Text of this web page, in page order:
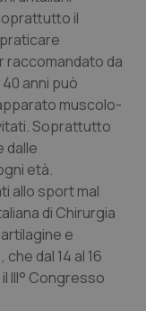
il
raccomandato da
anni può
muscolo-
Soprattutto
dalle
età.
allo sport mal
di Chirurgia
e
dal 14 al 16
III° Congresso